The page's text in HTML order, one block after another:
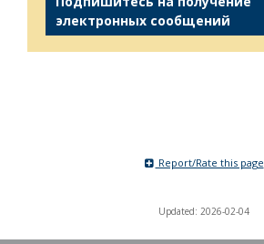
электронных сообщений
Report/Rate this page
Updated: 2026-02-04